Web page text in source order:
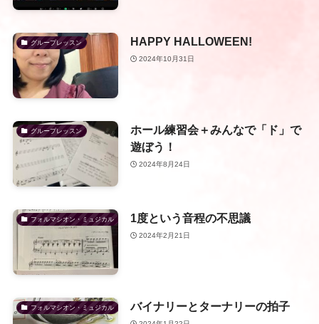
グループレッスン HAPPY HALLOWEEN!
2024年10月31日
グループレッスン
ホール練習会＋みんなで「ド」で
遊ぼう！
2024年8月24日
フォルマシオン・ミュジカル 1度という音程の不思議
2024年2月21日
フォルマシオン・ミュジカル バイナリーとターナリーの拍子